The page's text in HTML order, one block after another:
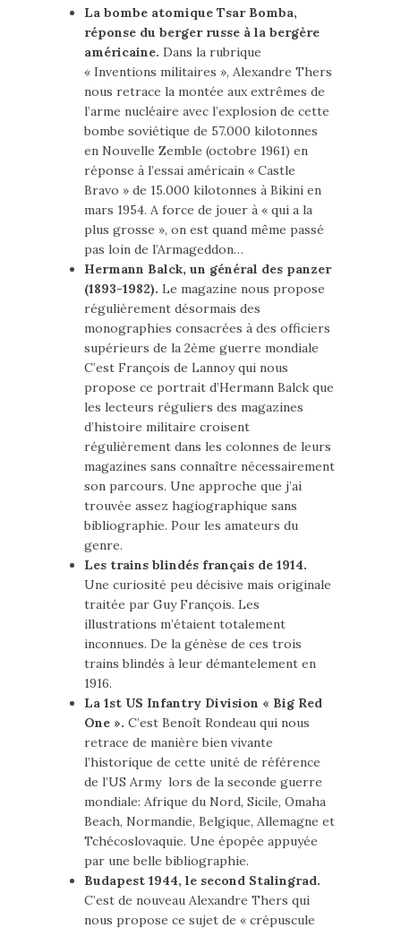
La bombe atomique Tsar Bomba,
réponse du berger russe à la bergère
américaine. Dans la rubrique
« Inventions militaires », Alexandre Thers
nous retrace la montée aux extrêmes de
l’arme nucléaire avec l’explosion de cette
bombe soviétique de 57.000 kilotonnes
en Nouvelle Zemble (octobre 1961) en
réponse à l’essai américain « Castle
Bravo » de 15.000 kilotonnes à Bikini en
mars 1954. A force de jouer à « qui a la
plus grosse », on est quand même passé
pas loin de l’Armageddon…
Hermann Balck, un général des panzer
(1893-1982). Le magazine nous propose
régulièrement désormais des
monographies consacrées à des officiers
supérieurs de la 2ème guerre mondiale
C’est François de Lannoy qui nous
propose ce portrait d’Hermann Balck que
les lecteurs réguliers des magazines
d’histoire militaire croisent
régulièrement dans les colonnes de leurs
magazines sans connaître nécessairement
son parcours. Une approche que j’ai
trouvée assez hagiographique sans
bibliographie. Pour les amateurs du
genre.
Les trains blindés français de 1914.
Une curiosité peu décisive mais originale
traitée par Guy François. Les
illustrations m’étaient totalement
inconnues. De la génèse de ces trois
trains blindés à leur démantelement en
1916.
La 1st US Infantry Division « Big Red
One ». C’est Benoît Rondeau qui nous
retrace de manière bien vivante
l’historique de cette unité de référence
de l’US Army lors de la seconde guerre
mondiale: Afrique du Nord, Sicile, Omaha
Beach, Normandie, Belgique, Allemagne et
Tchécoslovaquie. Une épopée appuyée
par une belle bibliographie.
Budapest 1944, le second Stalingrad.
C’est de nouveau Alexandre Thers qui
nous propose ce sujet de « crépuscule